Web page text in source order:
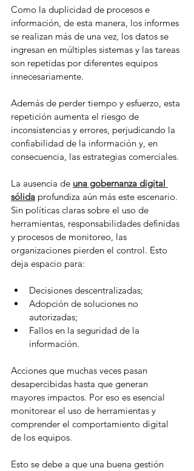
Como la duplicidad de procesos e
información, de esta manera, los informes
se realizan más de una vez, los datos se
ingresan en múltiples sistemas y las tareas
son repetidas por diferentes equipos
innecesariamente.
Además de perder tiempo y esfuerzo, esta
repetición aumenta el riesgo de
inconsistencias y errores, perjudicando la
confiabilidad de la información y, en
consecuencia, las estrategias comerciales.
La ausencia de una gobernanza digital
sólida profundiza aún más este escenario.
Sin políticas claras sobre el uso de
herramientas, responsabilidades definidas
y procesos de monitoreo, las
organizaciones pierden el control. Esto
deja espacio para:
Decisiones descentralizadas;
Adopción de soluciones no
autorizadas;
Fallos en la seguridad de la
información.
Acciones que muchas veces pasan
desapercibidas hasta que generan
mayores impactos. Por eso es esencial
monitorear el uso de herramientas y
comprender el comportamiento digital
de los equipos.
Esto se debe a que una buena gestión